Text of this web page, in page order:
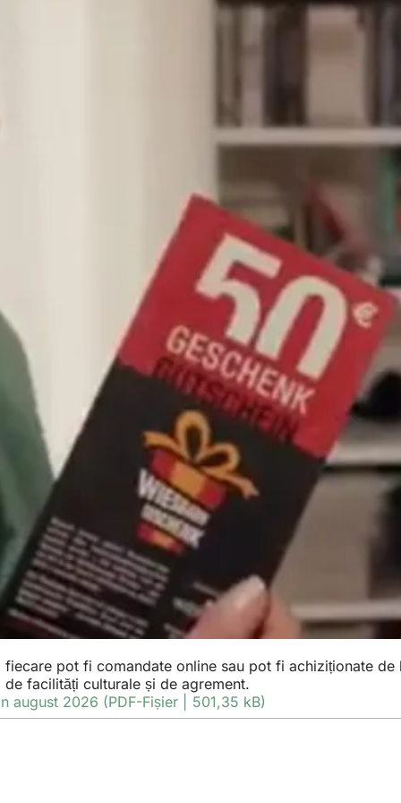
pot fi comandate online sau pot fi achiziționate
facilități culturale și de agrement.
august 2026
PDF-Fișier 501,35 kB